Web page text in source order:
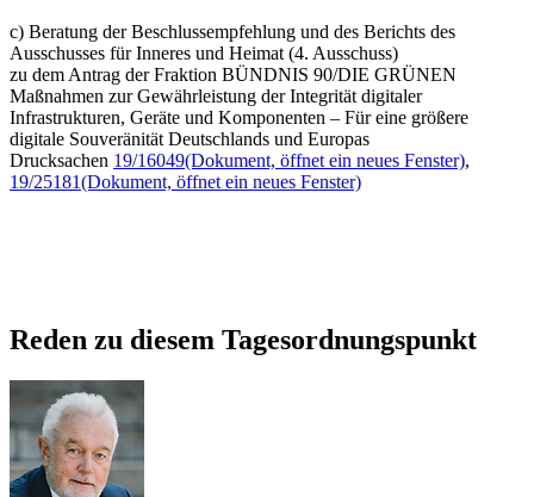
c) Beratung der Beschlussempfehlung und des Berichts des
Ausschusses für Inneres und Heimat (4. Ausschuss)
zu dem Antrag der Fraktion BÜNDNIS 90/DIE GRÜNEN
Maßnahmen zur Gewährleistung der Integrität digitaler
Infrastrukturen, Geräte und Komponenten – Für eine größere
digitale Souveränität Deutschlands und Europas
Drucksachen 19/16049(Dokument, öffnet ein neues Fenster),
19/25181(Dokument, öffnet ein neues Fenster)
Reden zu diesem Tagesordnungspunkt